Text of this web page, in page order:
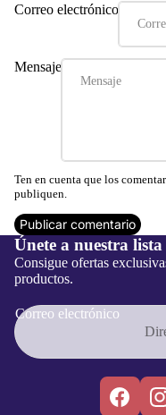
Correo electrónico
Mensaje
Ten en cuenta que los
publiquen.
Publicar comentario
Únete a nuestra
Consigue ofertas
productos.
Correo electrónicoPolítica de reembolso
Información de